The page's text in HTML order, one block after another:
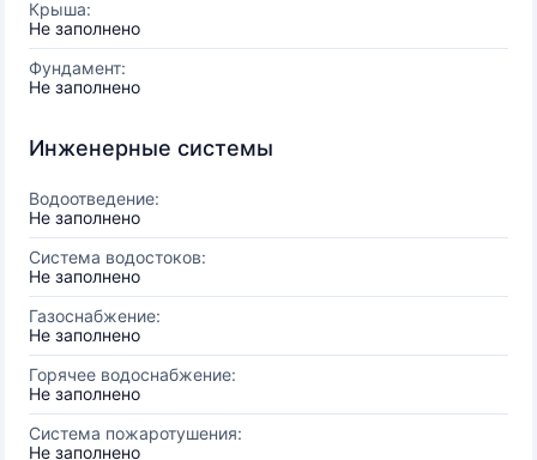
Крыша:
Не заполнено
Фундамент:
Не заполнено
Инженерные системы
Водоотведение:
Не заполнено
Система водостоков:
Не заполнено
Газоснабжение:
Не заполнено
Горячее водоснабжение:
Не заполнено
Система пожаротушения:
Не заполнено